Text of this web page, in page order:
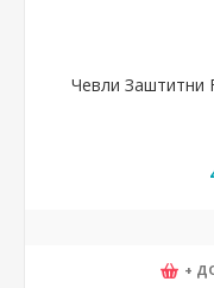
Чевли Заштитни
+